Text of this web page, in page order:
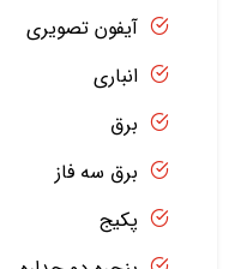
آیفون تصویری
انباری
برق
برق سه فاز
پکیج